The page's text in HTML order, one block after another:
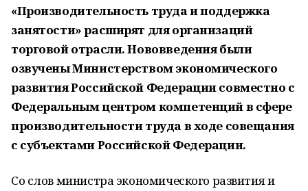
«Производительность труда и поддержка
занятости» расширят для организаций
торговой отрасли. Нововведения были
озвучены Министерством экономического
развития Российской Федерации совместно с
Федеральным центром компетенций в сфере
производительности труда в ходе совещания
с субъектами Российской Федерации.
Со слов министра экономического развития и